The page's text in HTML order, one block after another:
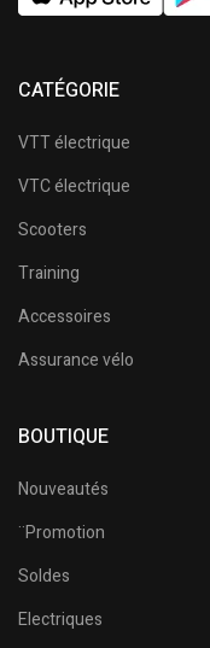
CATÉGORIE
VTT électrique
VTC électrique
Scooters
Training
Accessoires
Assurance vélo
BOUTIQUE
Nouveautés
¨Promotion
Soldes
Electriques